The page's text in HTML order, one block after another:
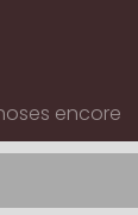
encore